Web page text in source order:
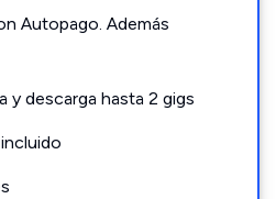
Autopago. Además
y descarga hasta 2 gigs